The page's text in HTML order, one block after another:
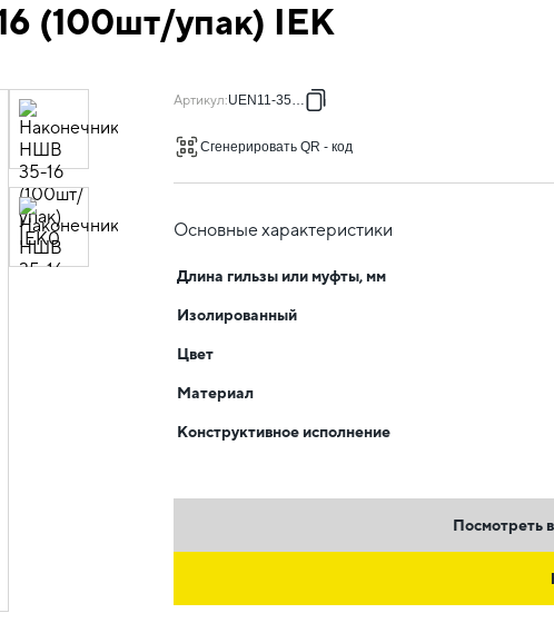
(100шт/упак) IEK
Артикул:UEN11-35-16
Сгенерировать QR - код
Основные характеристики
Длина гильзы или муфты, мм
Изолированный
Цвет
Материал
Конструктивное исполнение
Посмотреть